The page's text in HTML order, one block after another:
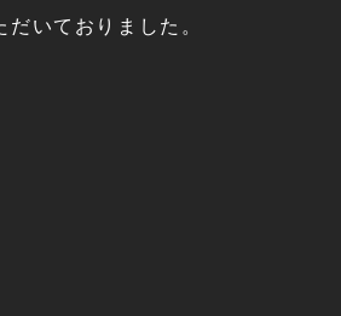
いておりました。